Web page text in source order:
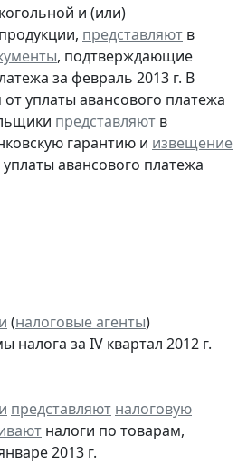
и (или)
представляют в
, подтверждающие
за февраль 2013 г. В
уплаты авансового платежа
представляют в
гарантию и извещение
авансового платежа
(налоговые агенты)
налога за IV квартал 2012 г.
представляют налоговую
налоги по товарам,
2013 г.